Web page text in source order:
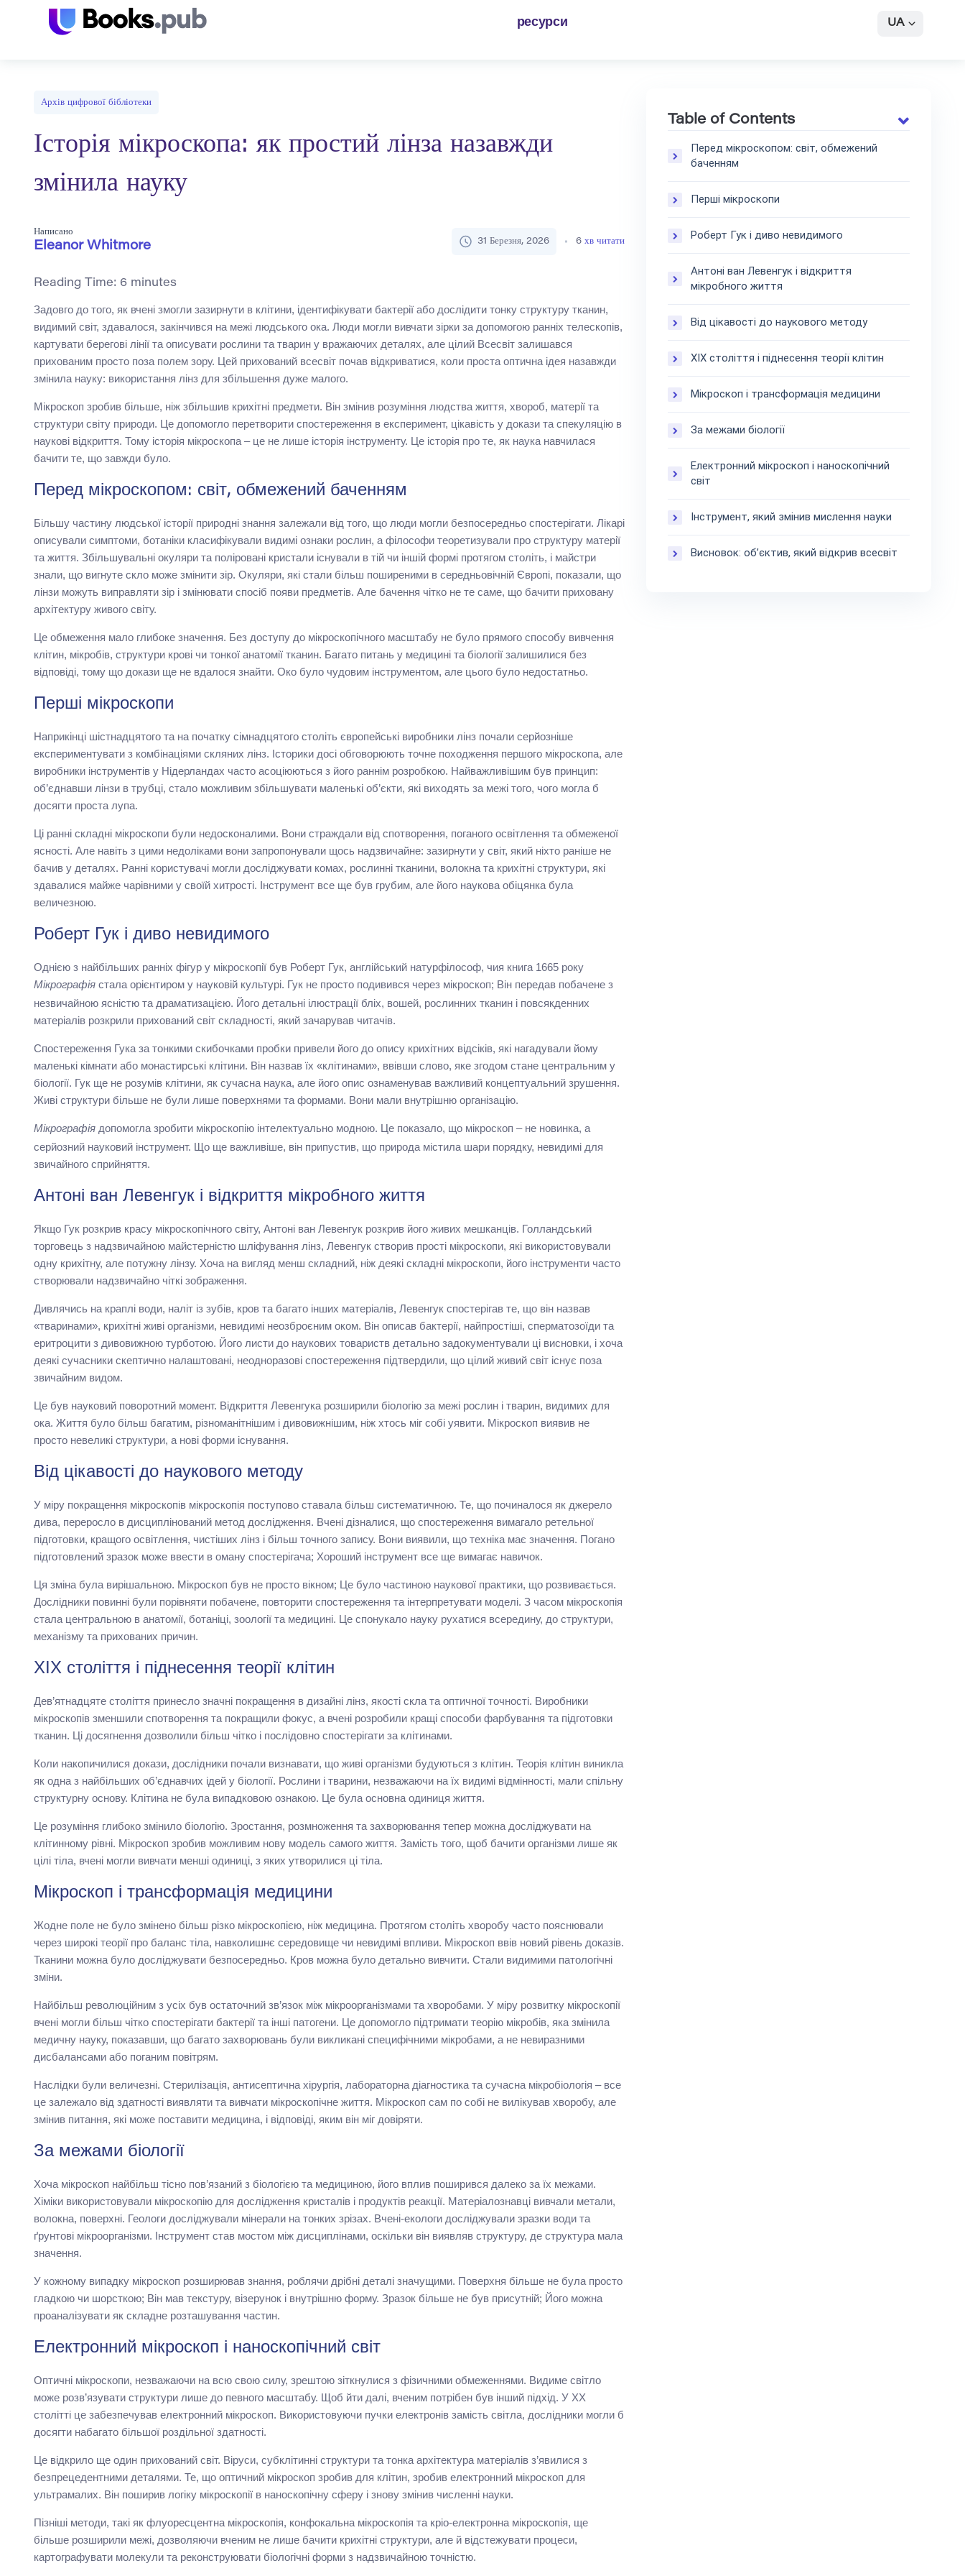
ресурси UA
Архів цифрової бібліотеки
Історія мікроскопа: як простий лінза назавжди
змінила науку
Написано
Eleanor Whitmore 31 Березня, 2026 6 хв читати
Reading Time: 6 minutes
Задовго до того, як вчені змогли зазирнути в клітини, ідентифікувати бактерії або дослідити тонку структуру тканин,
видимий світ, здавалося, закінчився на межі людського ока. Люди могли вивчати зірки за допомогою ранніх телескопів,
картувати берегові лінії та описувати рослини та тварин у вражаючих деталях, але цілий Всесвіт залишався
прихованим просто поза полем зору. Цей прихований всесвіт почав відкриватися, коли проста оптична ідея назавжди
змінила науку: використання лінз для збільшення дуже малого.
Мікроскоп зробив більше, ніж збільшив крихітні предмети. Він змінив розуміння людства життя, хвороб, матерії та
структури світу природи. Це допомогло перетворити спостереження в експеримент, цікавість у докази та спекуляцію в
наукові відкриття. Тому історія мікроскопа – це не лише історія інструменту. Це історія про те, як наука навчилася
бачити те, що завжди було.
Перед мікроскопом: світ, обмежений баченням
Більшу частину людської історії природні знання залежали від того, що люди могли безпосередньо спостерігати. Лікарі
описували симптоми, ботаніки класифікували видимі ознаки рослин, а філософи теоретизували про структуру матерії
та життя. Збільшувальні окуляри та поліровані кристали існували в тій чи іншій формі протягом століть, і майстри
знали, що вигнуте скло може змінити зір. Окуляри, які стали більш поширеними в середньовічній Європі, показали, що
лінзи можуть виправляти зір і змінювати спосіб появи предметів. Але бачення чітко не те саме, що бачити приховану
архітектуру живого світу.
Це обмеження мало глибоке значення. Без доступу до мікроскопічного масштабу не було прямого способу вивчення
клітин, мікробів, структури крові чи тонкої анатомії тканин. Багато питань у медицині та біології залишилися без
відповіді, тому що докази ще не вдалося знайти. Око було чудовим інструментом, але цього було недостатньо.
Перші мікроскопи
Наприкінці шістнадцятого та на початку сімнадцятого століть європейські виробники лінз почали серйозніше
експериментувати з комбінаціями скляних лінз. Історики досі обговорюють точне походження першого мікроскопа, але
виробники інструментів у Нідерландах часто асоціюються з його раннім розробкою. Найважливішим був принцип:
об’єднавши лінзи в трубці, стало можливим збільшувати маленькі об’єкти, які виходять за межі того, чого могла б
досягти проста лупа.
Ці ранні складні мікроскопи були недосконалими. Вони страждали від спотворення, поганого освітлення та обмеженої
ясності. Але навіть з цими недоліками вони запропонували щось надзвичайне: зазирнути у світ, який ніхто раніше не
бачив у деталях. Ранні користувачі могли досліджувати комах, рослинні тканини, волокна та крихітні структури, які
здавалися майже чарівними у своїй хитрості. Інструмент все ще був грубим, але його наукова обіцянка була
величезною.
Роберт Гук і диво невидимого
Однією з найбільших ранніх фігур у мікроскопії був Роберт Гук, англійський натурфілософ, чия книга 1665 року
Мікрографія стала орієнтиром у науковій культурі. Гук не просто подивився через мікроскоп; Він передав побачене з
незвичайною ясністю та драматизацією. Його детальні ілюстрації бліх, вошей, рослинних тканин і повсякденних
матеріалів розкрили прихований світ складності, який зачарував читачів.
Спостереження Гука за тонкими скибочками пробки привели його до опису крихітних відсіків, які нагадували йому
маленькі кімнати або монастирські клітини. Він назвав їх «клітинами», ввівши слово, яке згодом стане центральним у
біології. Гук ще не розумів клітини, як сучасна наука, але його опис ознаменував важливий концептуальний зрушення.
Живі структури більше не були лише поверхнями та формами. Вони мали внутрішню організацію.
Мікрографія допомогла зробити мікроскопію інтелектуально модною. Це показало, що мікроскоп – не новинка, а
серйозний науковий інструмент. Що ще важливіше, він припустив, що природа містила шари порядку, невидимі для
звичайного сприйняття.
Антоні ван Левенгук і відкриття мікробного життя
Якщо Гук розкрив красу мікроскопічного світу, Антоні ван Левенгук розкрив його живих мешканців. Голландський
торговець з надзвичайною майстерністю шліфування лінз, Левенгук створив прості мікроскопи, які використовували
одну крихітну, але потужну лінзу. Хоча на вигляд менш складний, ніж деякі складні мікроскопи, його інструменти часто
створювали надзвичайно чіткі зображення.
Дивлячись на краплі води, наліт із зубів, кров та багато інших матеріалів, Левенгук спостерігав те, що він назвав
«тваринами», крихітні живі організми, невидимі неозброєним оком. Він описав бактерії, найпростіші, сперматозоїди та
еритроцити з дивовижною турботою. Його листи до наукових товариств детально задокументували ці висновки, і хоча
деякі сучасники скептично налаштовані, неодноразові спостереження підтвердили, що цілий живий світ існує поза
звичайним видом.
Це був науковий поворотний момент. Відкриття Левенгука розширили біологію за межі рослин і тварин, видимих для
ока. Життя було більш багатим, різноманітнішим і дивовижнішим, ніж хтось міг собі уявити. Мікроскоп виявив не
просто невеликі структури, а нові форми існування.
Від цікавості до наукового методу
У міру покращення мікроскопів мікроскопія поступово ставала більш систематичною. Те, що починалося як джерело
дива, переросло в дисциплінований метод дослідження. Вчені дізналися, що спостереження вимагало ретельної
підготовки, кращого освітлення, чистіших лінз і більш точного запису. Вони виявили, що техніка має значення. Погано
підготовлений зразок може ввести в оману спостерігача; Хороший інструмент все ще вимагає навичок.
Ця зміна була вирішальною. Мікроскоп був не просто вікном; Це було частиною наукової практики, що розвивається.
Дослідники повинні були порівняти побачене, повторити спостереження та інтерпретувати моделі. З часом мікроскопія
стала центральною в анатомії, ботаніці, зоології та медицині. Це спонукало науку рухатися всередину, до структури,
механізму та прихованих причин.
ХІХ століття і піднесення теорії клітин
Дев’ятнадцяте століття принесло значні покращення в дизайні лінз, якості скла та оптичної точності. Виробники
мікроскопів зменшили спотворення та покращили фокус, а вчені розробили кращі способи фарбування та підготовки
тканин. Ці досягнення дозволили більш чітко і послідовно спостерігати за клітинами.
Коли накопичилися докази, дослідники почали визнавати, що живі організми будуються з клітин. Теорія клітин виникла
як одна з найбільших об’єднавчих ідей у біології. Рослини і тварини, незважаючи на їх видимі відмінності, мали спільну
структурну основу. Клітина не була випадковою ознакою. Це була основна одиниця життя.
Це розуміння глибоко змінило біологію. Зростання, розмноження та захворювання тепер можна досліджувати на
клітинному рівні. Мікроскоп зробив можливим нову модель самого життя. Замість того, щоб бачити організми лише як
цілі тіла, вчені могли вивчати менші одиниці, з яких утворилися ці тіла.
Мікроскоп і трансформація медицини
Жодне поле не було змінено більш різко мікроскопією, ніж медицина. Протягом століть хворобу часто пояснювали
через широкі теорії про баланс тіла, навколишнє середовище чи невидимі впливи. Мікроскоп ввів новий рівень доказів.
Тканини можна було досліджувати безпосередньо. Кров можна було детально вивчити. Стали видимими патологічні
зміни.
Найбільш революційним з усіх був остаточний зв’язок між мікроорганізмами та хворобами. У міру розвитку мікроскопії
вчені могли більш чітко спостерігати бактерії та інші патогени. Це допомогло підтримати теорію мікробів, яка змінила
медичну науку, показавши, що багато захворювань були викликані специфічними мікробами, а не невиразними
дисбалансами або поганим повітрям.
Наслідки були величезні. Стерилізація, антисептична хірургія, лабораторна діагностика та сучасна мікробіологія – все
це залежало від здатності виявляти та вивчати мікроскопічне життя. Мікроскоп сам по собі не вилікував хворобу, але
змінив питання, які може поставити медицина, і відповіді, яким він міг довіряти.
За межами біології
Хоча мікроскоп найбільш тісно пов’язаний з біологією та медициною, його вплив поширився далеко за їх межами.
Хіміки використовували мікроскопію для дослідження кристалів і продуктів реакції. Матеріалознавці вивчали метали,
волокна, поверхні. Геологи досліджували мінерали на тонких зрізах. Вчені-екологи досліджували зразки води та
ґрунтові мікроорганізми. Інструмент став мостом між дисциплінами, оскільки він виявляв структуру, де структура мала
значення.
У кожному випадку мікроскоп розширював знання, роблячи дрібні деталі значущими. Поверхня більше не була просто
гладкою чи шорсткою; Він мав текстуру, візерунок і внутрішню форму. Зразок більше не був присутній; Його можна
проаналізувати як складне розташування частин.
Електронний мікроскоп і наноскопічний світ
Оптичні мікроскопи, незважаючи на всю свою силу, зрештою зіткнулися з фізичними обмеженнями. Видиме світло
може розв’язувати структури лише до певного масштабу. Щоб йти далі, вченим потрібен був інший підхід. У ХХ
столітті це забезпечував електронний мікроскоп. Використовуючи пучки електронів замість світла, дослідники могли б
досягти набагато більшої роздільної здатності.
Це відкрило ще один прихований світ. Віруси, субклітинні структури та тонка архітектура матеріалів з’явилися з
безпрецедентними деталями. Те, що оптичний мікроскоп зробив для клітин, зробив електронний мікроскоп для
ультрамалих. Він поширив логіку мікроскопії в наноскопічну сферу і знову змінив численні науки.
Пізніші методи, такі як флуоресцентна мікроскопія, конфокальна мікроскопія та кріо-електронна мікроскопія, ще
більше розширили межі, дозволяючи вченим не лише бачити крихітні структури, але й відстежувати процеси,
картографувати молекули та реконструювати біологічні форми з надзвичайною точністю.
Table of Contents
Перед мікроскопом: світ, обмежений
баченням
Перші мікроскопи
Роберт Гук і диво невидимого
Антоні ван Левенгук і відкриття
мікробного життя
Від цікавості до наукового методу
ХІХ століття і піднесення теорії клітин
Мікроскоп і трансформація медицини
За межами біології
Електронний мікроскоп і наноскопічний
світ
Інструмент, який змінив мислення науки
Висновок: об’єктив, який відкрив всесвіт